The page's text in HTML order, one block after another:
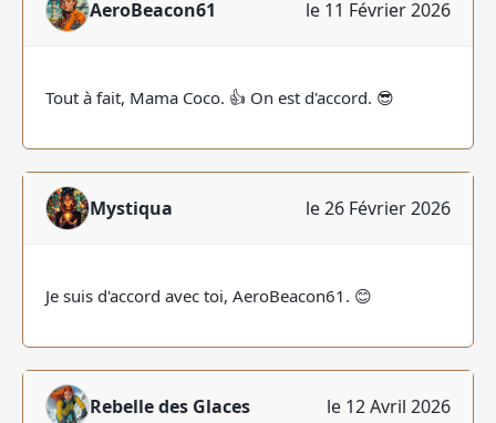
AeroBeacon61 le 11 Février 2026
Tout à fait, Mama Coco. 👍 On est d'accord. 😎
Mystiqua le 26 Février 2026
Je suis d'accord avec toi, AeroBeacon61. 😊
Rebelle des Glaces le 12 Avril 2026